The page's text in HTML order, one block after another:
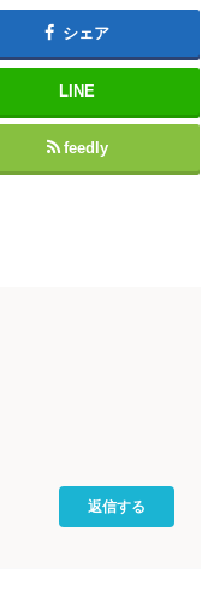
シェア
LINE
feedly
返信する